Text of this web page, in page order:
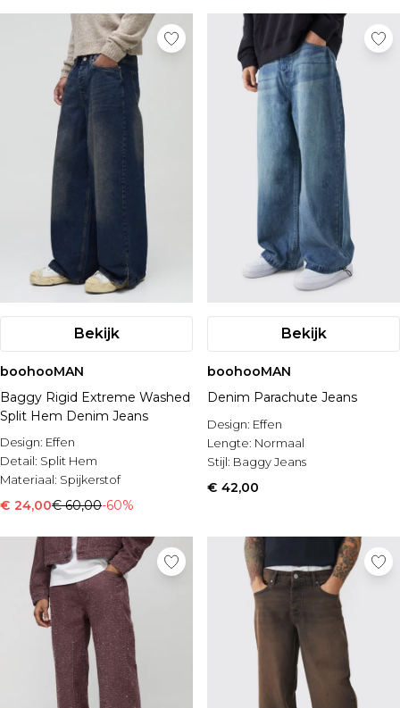
Bekijk
boohooMAN
Baggy Rigid Extreme Washed
Split Hem Denim Jeans
Design: Effen
Detail: Split Hem
Materiaal: Spijkerstof
€ 24,00€ 60,00-60%
Bekijk
boohooMAN
Denim Parachute Jeans
Design: Effen
Lengte: Normaal
Stijl: Baggy Jeans
€ 42,00